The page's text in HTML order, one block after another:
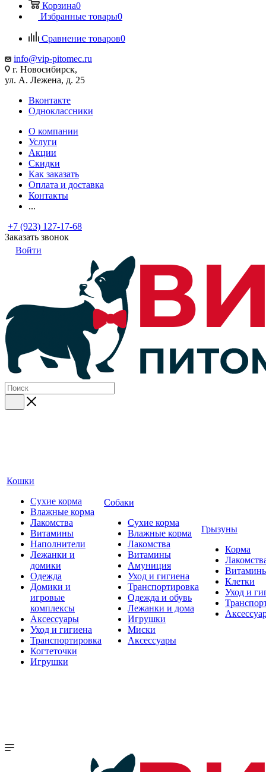
Корзина0
Избранные товары0
Сравнение товаров0
info@vip-pitomec.ru
г. Новосибирск,
ул. А. Лежена, д. 25
Вконтакте
Одноклассники
О компании
Услуги
Акции
Скидки
Как заказать
Оплата и доставка
Контакты
...
+7 (923) 127-17-68
Заказать звонок
Войти
Кошки
Сухие корма
Влажные корма
Лакомства
Витамины
Наполнители
Лежанки и
домики
Одежда
Домики и
игровые
комплексы
Аксессуары
Уход и гигиена
Транспортировка
Когтеточки
Игрушки
Собаки
Сухие корма
Влажные корма
Лакомства
Витамины
Амуниция
Уход и гигиена
Транспортировка
Одежда и обувь
Лежанки и дома
Игрушки
Миски
Аксессуары
Грызуны
Корма
Клетки
Уход и